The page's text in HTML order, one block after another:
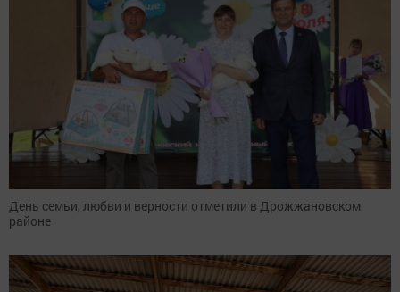
День семьи, любви и верности отметили в Дрожжановском
районе